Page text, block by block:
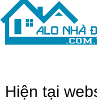
Hiện tại